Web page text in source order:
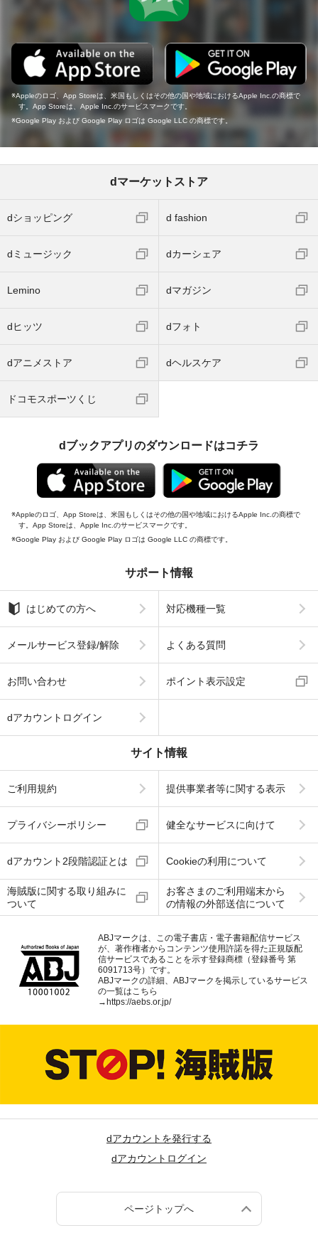
Appleのロゴ、App Storeは、米国もしくはその他の国や地域におけるApple Inc.の商標で
す。App Storeは、Apple Inc.のサービスマークです。
Google Play および Google Play ロゴは Google LLC の商標です。
dマーケットストア
dショッピング d fashion
dミュージック dカーシェア
Lemino dマガジン
dヒッツ dフォト
dアニメストア dヘルスケア
ドコモスポーツくじ
dブックアプリのダウンロードはコチラ
Appleのロゴ、App Storeは、米国もしくはその他の国や地域におけるApple Inc.の商標で
す。App Storeは、Apple Inc.のサービスマークです。
Google Play および Google Play ロゴは Google LLC の商標です。
サポート情報
はじめての方へ 対応機種一覧
メールサービス登録/解除 よくある質問
お問い合わせ ポイント表示設定
dアカウントログイン
サイト情報
ご利用規約 提供事業者等に関する表示
プライバシーポリシー 健全なサービスに向けて
dアカウント2段階認証とは Cookieの利用について
海賊版に関する取り組みに
ついて
お客さまのご利用端末から
の情報の外部送信について
ABJマークは、この電子書店・電子書籍配信サービス
が、著作権者からコンテンツ使用許諾を得た正規版配
信サービスであることを示す登録商標（登録番号 第
6091713号）です。
ABJマークの詳細、ABJマークを掲示しているサービス
の一覧はこちら
→ https://aebs.or.jp/
dアカウントを発行する
dアカウントログイン
ページトップへ